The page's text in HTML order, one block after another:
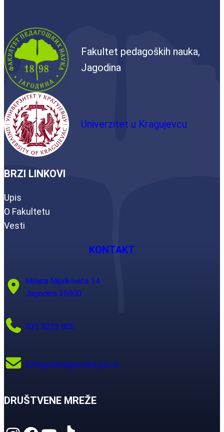
Fakultet pedagoških nauka,
Jagodina
Univerzitet u Kragujevcu
BRZI LINKOVI
Upis
O Fakultetu
Vesti
KONTAKT
Milana Mijalkovića 14
Jagodina 35000
035 8223 805
pefjagodina@pefja.kg.ac.rs
DRUŠTVENE MREŽE